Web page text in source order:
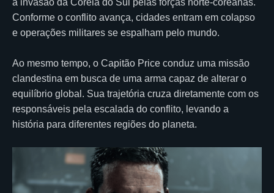
Conforme o conflito avança, cidades entram em colapso
e operações militares se espalham pelo mundo.
Ao mesmo tempo, o Capitão Price conduz uma missão
clandestina em busca de uma arma capaz de alterar o
equilíbrio global. Sua trajetória cruza diretamente com os
responsáveis pela escalada do conflito, levando a
história para diferentes regiões do planeta.